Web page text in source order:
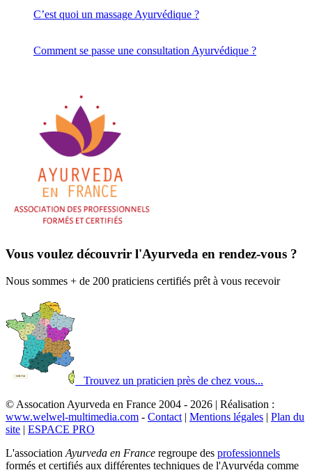
C’est quoi un massage Ayurvédique ?
Comment se passe une consultation Ayurvédique ?
Vous voulez découvrir l'Ayurveda en rendez-vous ?
Nous sommes + de 200 praticiens certifiés prêt à vous recevoir
Trouvez un praticien près de chez vous...
© Assocation Ayurveda en France 2004 - 2026 | Réalisation :
www.welwel-multimedia.com - Contact | Mentions légales | Plan du
site | ESPACE PRO
L'association Ayurveda en France regroupe des professionnels
formés et certifiés aux différentes techniques de l'Ayurvéda comme